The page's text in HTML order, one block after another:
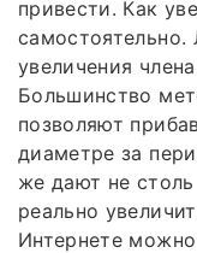
привести. Как
увеличения
Большинство
позволяют
диаметре за
же дают не
реально
Интернете